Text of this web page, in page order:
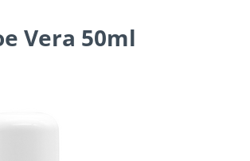
Vera 50ml